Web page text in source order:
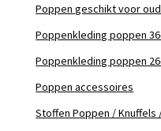
Poppen geschikt voor
Poppenkleding poppen
Poppenkleding poppen
Poppen accessoires
Stoffen Poppen / Knuffels